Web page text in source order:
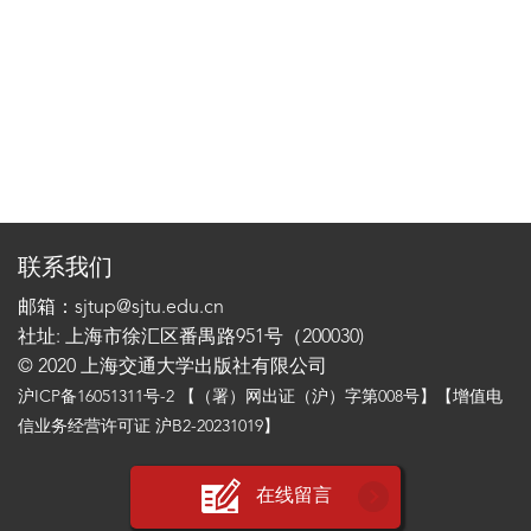
联系我们
邮箱：sjtup@sjtu.edu.cn
社址: 上海市徐汇区番禺路951号（200030)
© 2020 上海交通大学出版社有限公司
沪ICP备16051311号-2 【（署）网出证（沪）字第008号】【增值电
信业务经营许可证 沪B2-20231019】
在线留言